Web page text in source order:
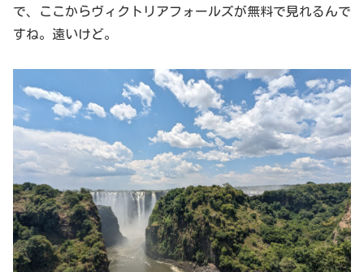
で、ここからヴィクトリアフォールズが無料で見れるんで
すね。遠いけど。